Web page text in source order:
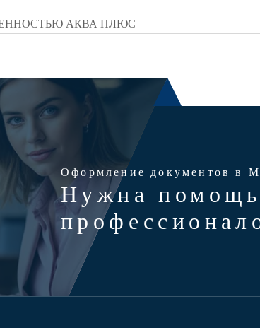
АКВА ПЛЮС
Оформление документов в
Нужна помощь